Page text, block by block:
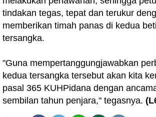
tindakan tegas, tepat dan terukur
memberikan timah panas di kedua
tersangka.
"Guna mempertanggungjawabkan
kedua tersangka tersebut akan kita
pasal 365 KUHPidana dengan
sembilan tahun penjara," tegasnya.